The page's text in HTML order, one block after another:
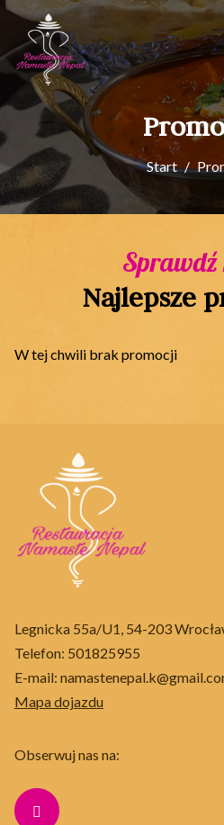
Start
Sprawdź
Najlepsze
W tej chwili brak promocji
Legnicka 55a/U1, 54-203
Telefon: 501825955
E-mail:
Mapa dojazdu
Obserwuj nas na: